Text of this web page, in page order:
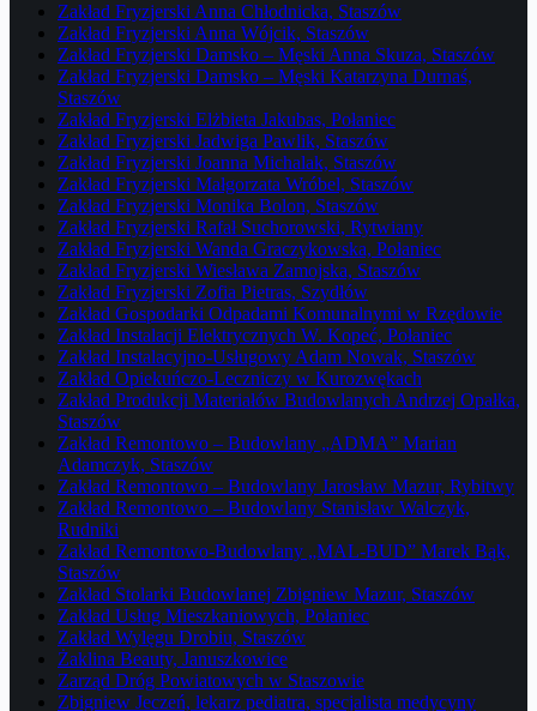
Zakład Fryzjerski Anna Chłodnicka, Staszów
Zakład Fryzjerski Anna Wójcik, Staszów
Zakład Fryzjerski Damsko – Męski Anna Skuza, Staszów
Zakład Fryzjerski Damsko – Męski Katarzyna Durnaś,
Staszów
Zakład Fryzjerski Elżbieta Jakubas, Połaniec
Zakład Fryzjerski Jadwiga Pawlik, Staszów
Zakład Fryzjerski Joanna Michalak, Staszów
Zakład Fryzjerski Małgorzata Wróbel, Staszów
Zakład Fryzjerski Monika Bolon, Staszów
Zakład Fryzjerski Rafał Suchorowski, Rytwiany
Zakład Fryzjerski Wanda Graczykowska, Połaniec
Zakład Fryzjerski Wiesława Zamojska, Staszów
Zakład Fryzjerski Zofia Pietras, Szydłów
Zakład Gospodarki Odpadami Komunalnymi w Rzędowie
Zakład Instalacji Elektrycznych W. Kopeć, Połaniec
Zakład Instalacyjno-Usługowy Adam Nowak, Staszów
Zakład Opiekuńczo-Leczniczy w Kurozwękach
Zakład Produkcji Materiałów Budowlanych Andrzej Opałka,
Staszów
Zakład Remontowo – Budowlany „ADMA” Marian
Adamczyk, Staszów
Zakład Remontowo – Budowlany Jarosław Mazur, Rybitwy
Zakład Remontowo – Budowlany Stanisław Walczyk,
Rudniki
Zakład Remontowo-Budowlany „MAL-BUD” Marek Bąk,
Staszów
Zakład Stolarki Budowlanej Zbigniew Mazur, Staszów
Zakład Usług Mieszkaniowych, Połaniec
Zakład Wylęgu Drobiu, Staszów
Żaklina Beauty, Januszkowice
Zarząd Dróg Powiatowych w Staszowie
Zbigniew Jeczeń, lekarz pediatra, specjalista medycyny